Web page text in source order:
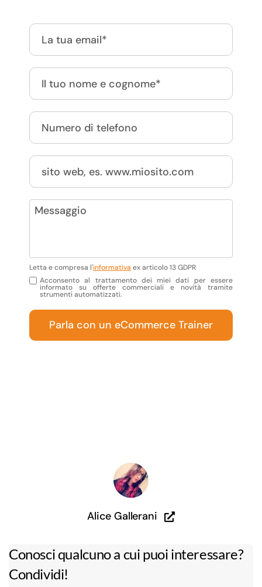
Letta e compresa l'informativa ex articolo 13 GDPR
Acconsento al trattamento dei miei dati per essere
informato su offerte commerciali e novità tramite
strumenti automatizzati.
Parla con un eCommerce Trainer
Alice Gallerani
Conosci qualcuno a cui puoi interessare?
Condividi!